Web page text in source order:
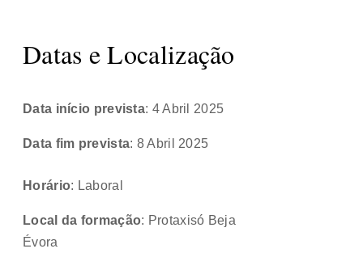
Datas e Localização
Data início prevista: 4 Abril 2025
Data fim prevista: 8 Abril 2025
Horário: Laboral
Local da formação: Protaxisó Beja
Évora